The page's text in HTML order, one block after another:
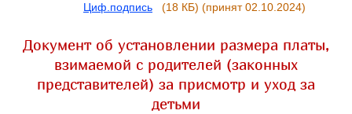
Циф.подпись (18 КБ) (принят 02.10.2024)
Документ об установлении размера платы,
взимаемой с родителей (законных
представителей) за присмотр и уход за
детьми